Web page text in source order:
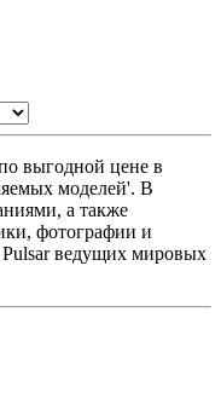
выгодной цене в
моделей'. В
а также
фотографии и
ведущих мировых